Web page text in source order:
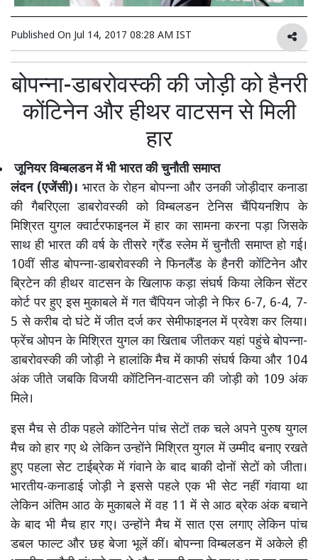
Published On Jul 14, 2017 08:28 AM IST
बोपन्ना-डाबरोवस्की की जोड़ी को हैनरी
कोंटिनेन और हीथर वाटसन से मिली
हार
जूनियर विम्बलडन में भी भारत की चुनौती समाप्त
लंदन (एजेंसी)। भारत के रोहन बोपन्ना और उनकी जोड़ीदार कनाडा
की गैबरिएला डाबरोवस्की को विम्बलडन टेनिस चैंपियनशिप के
मिश्रित युगल क्वार्टरफाइनल में हार का सामना करना पड़ा जिसके
साथ ही भारत की वर्ष के तीसरे ग्रैंड स्लेम में चुनौती समाप्त हो गई।
10वीं सीड बोपन्ना-डाबरोवस्की ने फिनलैंड के हैनरी कोंटिनेन और
ब्रिटेन की हीथर वाटसन के खिलाफ कड़ा संघर्ष किया लेकिन सेंटर
कोर्ट पर हुए इस मुकाबले में गत चैंपियन जोड़ी ने फिर 6-7, 6-4, 7-
5 से करीब दो घंटे में जीत दर्ज कर सेमीफाइनल में प्रवेश कर लिया।
फ्रेंच ओपन के मिश्रित युगल का खिताब जीतकर यहां पहुंचे बोपन्ना-
डाबरोवस्की की जोड़ी ने हालांकि मैच में काफी संघर्ष किया और 104
अंक जीते जबकि विजयी कोंटिनिन-वाटसन की जोड़ी को 109 अंक
मिले।
इस मैच से ठीक पहले कोंटिनेन पांच सेटों तक चले अपने पुरुष युगल
मैच को हार गए थे लेकिन उन्होंने मिश्रित युगल में उम्मीद बनाए रखते
हुए पहला सेट टाईब्रेक में गंवाने के बाद बाकी दोनों सेटों को जीता।
भारतीय-कनाडाई जोड़ी ने इससे पहले एक भी सेट नहीं गंवाया था
लेकिन अंतिम आठ के मुकाबले में वह 11 में से आठ ब्रेक अंक बचाने
के बाद भी मैच हार गए। उन्होंने मैच में सात एस लगाए लेकिन पांच
डबल फाल्ट और छह बेजा भूलें कीं। बोपन्ना विम्बलडन में अकेले ही